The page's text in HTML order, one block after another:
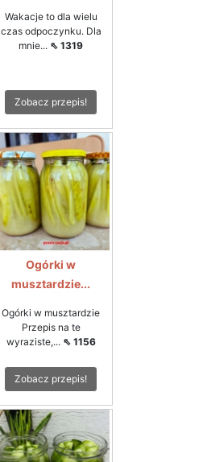
Wakacje to dla wielu
czas odpoczynku. Dla
mnie... ⇖ 1319
Zobacz przepis!
Ogórki w
musztardzie...
Ogórki w musztardzie
Przepis na te
wyraziste,... ⇖ 1156
Zobacz przepis!